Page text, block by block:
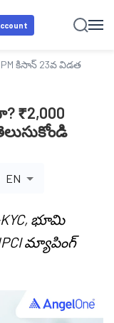
PM కిసాన్ 23వ విడత జమ
₹2,000
EN
భూమి
మ్యాపింగ్